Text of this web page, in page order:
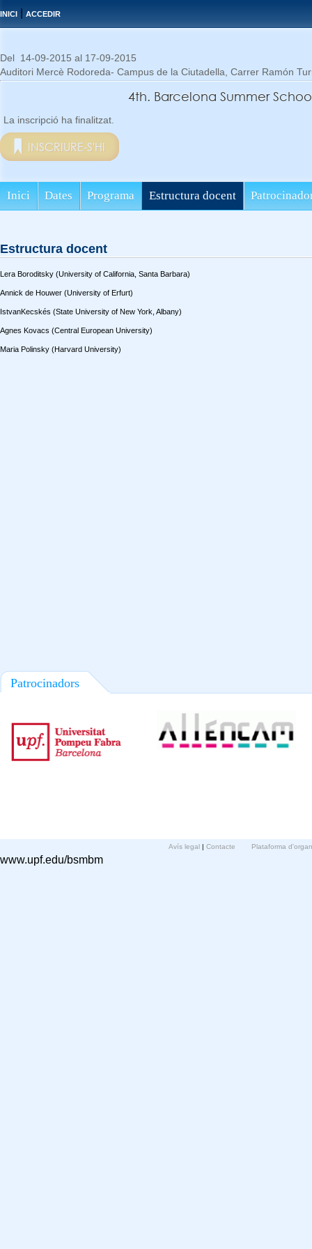
INICI ACCEDIR
Del 14-09-2015 al 17-09-2015
Auditori Mercè Rodoreda- Campus de la Ciutadella, Carrer Ramón
4th. Barcelona Summer
La inscripció ha finalitzat.
INSCRIURE-S'HI
Inici Dates Programa Estructura docent
Estructura docent
Lera Boroditsky (University of California, Santa Barbara)
Annick de Houwer (University of Erfurt)
IstvanKecskés (State University of New York, Albany)
Agnes Kovacs (Central European University)
Maria Polinsky (Harvard University)
Patrocinadors
Avís legal | Contacte Plataforma
www.upf.edu/bsmbm